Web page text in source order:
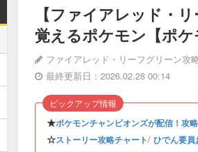
【ファイアレッド・
覚えるポケモン【ポケ
ファイアレッド・リーフグリーン攻
最終更新日：2026.02.28 00:14
★ポケモンチャンピオンズが配信！攻
☆ストーリー攻略チャート/ ひでん要員
ピックアップ情報